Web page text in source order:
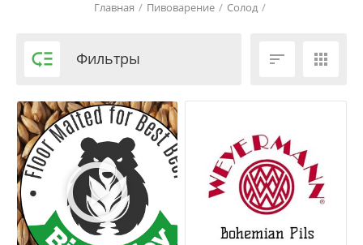
Главная / Пивоварение / Солод /
 Фильтры  